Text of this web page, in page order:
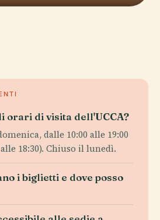
orari di visita dell'UCCA?
dalle 10:00 alle 19:00
18:30). Chiuso il lunedì.
i biglietti e dove posso